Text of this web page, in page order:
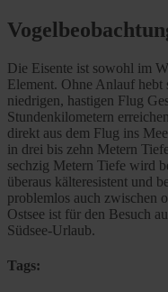
Die Eisente ist sowohl im
Element. Ohne Anlauf
niedrigen, hastigen Flug
Stundenkilometern
direkt aus dem Flug ins
in drei bis zehn Metern
sechzig Metern Tiefe wird
überaus kälteresistent und
problemlos auch zwischen
Ostsee ist für den Besuch
Südsee-Urlaub.
Tags: